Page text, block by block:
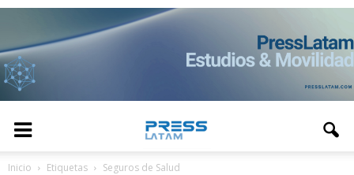
Inicio Etiquetas Seguros de Salud